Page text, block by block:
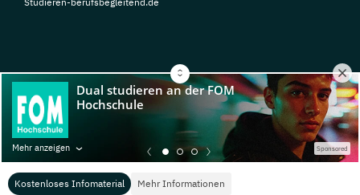
Kostenloses Infomaterial Mehr Informationen
Mehr anzeigen Sponsored
© Copyright 2026, TarGroup Media GmbH
Impressum
uns
Datenschutzerklärung Nutzungsbedingungen